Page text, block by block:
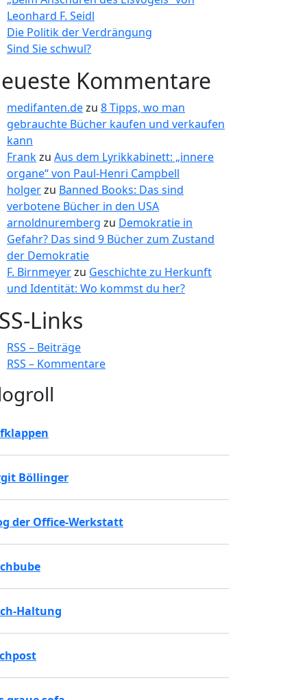
Leonhard F. Seidl
Die Politik der Verdrängung
Sind Sie schwul?
Kommentare
medifanten.dezu 8 Tipps, wo man
gebrauchte Bücher kaufen und verkaufen
kann
Frankzu Aus dem Lyrikkabinett: „innere
organe“ von Paul-Henri Campbell
holgerzu Banned Books: Das sind
verbotene Bücher in den USA
arnoldnuremberg zu Demokratie in
Gefahr? Das sind 9 Bücher zum Zustand
der Demokratie
F. Birnmeyerzu Geschichte zu Herkunft
und Identität: Wo kommst du her?
Links
RSS – Beiträge
RSS – Kommentare
Böllinger
der Office-Werkstatt
Haltung